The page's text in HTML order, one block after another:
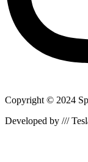
Copyright © 2024
Developed by ///